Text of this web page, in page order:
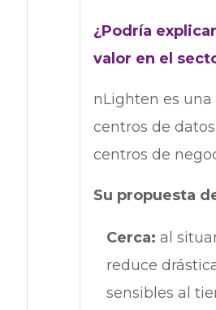
¿Podría
valor en el
nLighten es
centros de
centros de
Su propuesta
Cerca: al
reduce
sensibles al